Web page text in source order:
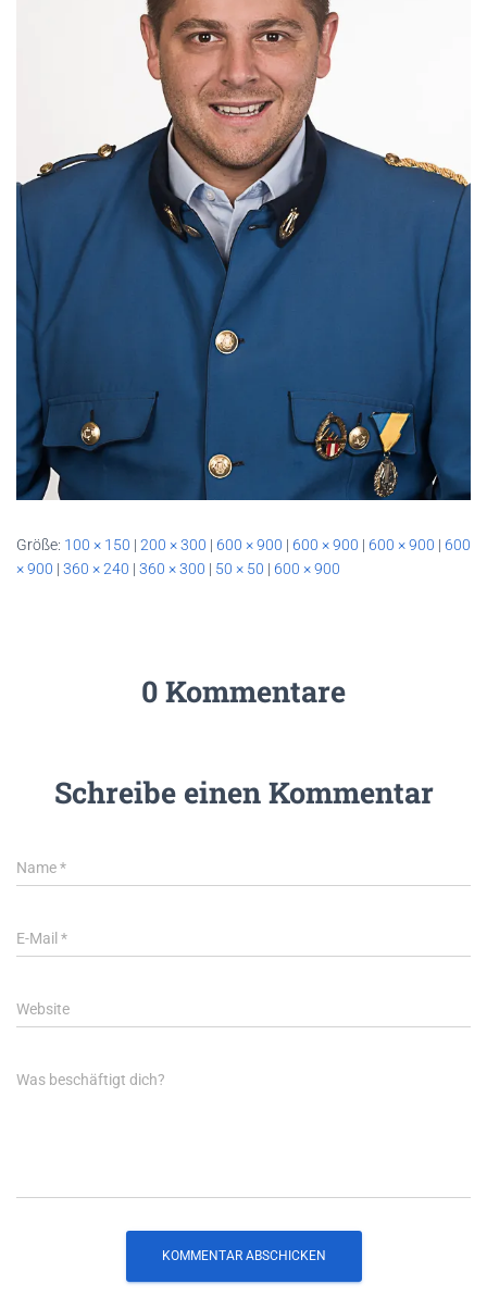
Größe: 100 × 150 | 200 × 300 | 600 × 900 | 600 × 900 | 600 × 900 | 600
× 900 | 360 × 240 | 360 × 300 | 50 × 50 | 600 × 900
0 Kommentare
Schreibe einen Kommentar
Name*
E-Mail *
Website
Was beschäftigt dich?